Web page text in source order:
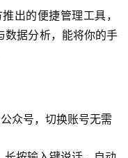
出的便捷管理工具，
数据分析，能将你的手
众号，切换账号无需